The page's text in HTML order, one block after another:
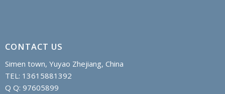
CONTACT US
Simen town, Yuyao Zhejiang, China
TEL: 13615881392
Q Q: 97605899